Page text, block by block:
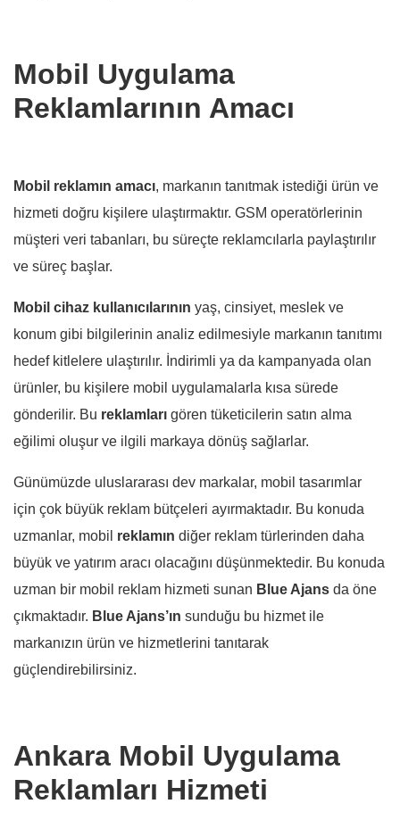
Mobil Uygulama
Reklamlarının Amacı
Mobil reklamın amacı, markanın tanıtmak istediği ürün ve
hizmeti doğru kişilere ulaştırmaktır. GSM operatörlerinin
müşteri veri tabanları, bu süreçte reklamcılarla paylaştırılır
ve süreç başlar.
Mobil cihaz kullanıcılarının yaş, cinsiyet, meslek ve
konum gibi bilgilerinin analiz edilmesiyle markanın tanıtımı
hedef kitlelere ulaştırılır. İndirimli ya da kampanyada olan
ürünler, bu kişilere mobil uygulamalarla kısa sürede
gönderilir. Bu reklamları gören tüketicilerin satın alma
eğilimi oluşur ve ilgili markaya dönüş sağlarlar.
Günümüzde uluslararası dev markalar, mobil tasarımlar
için çok büyük reklam bütçeleri ayırmaktadır. Bu konuda
uzmanlar, mobil reklamın diğer reklam türlerinden daha
büyük ve yatırım aracı olacağını düşünmektedir. Bu konuda
uzman bir mobil reklam hizmeti sunan Blue Ajans da öne
çıkmaktadır. Blue Ajans’ın sunduğu bu hizmet ile
markanızın ürün ve hizmetlerini tanıtarak
güçlendirebilirsiniz.
Ankara Mobil Uygulama
Reklamları Hizmeti